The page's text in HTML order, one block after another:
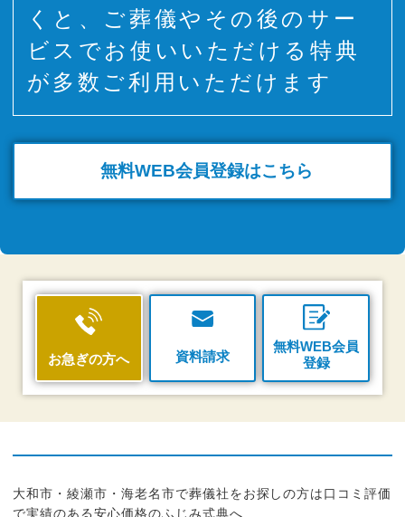
くと、ご葬儀やその後のサー
ビスでお使いいただける特典
が多数ご利用いただけます
無料WEB会員登録はこちら
お急ぎの方へ 資料請求
無料WEB会員
登録
大和市・綾瀬市・海老名市で葬儀社をお探しの方は口コミ評価
で実績のある安心価格のふじみ式典へ